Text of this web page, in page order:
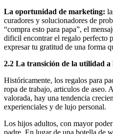
La oportunidad de marketing:
curadores y solucionadores de
“compra esto para papa”, el
dificil encontrar el regalo perfecto
expresar tu gratitud de una forma
2.2 La transición de la utilidad a
Históricamente, los regalos para
ropa de trabajo, articulos de aseo.
valorada, hay una tendencia
experienciales y de lujo personal.
Los hijos adultos, con mayor